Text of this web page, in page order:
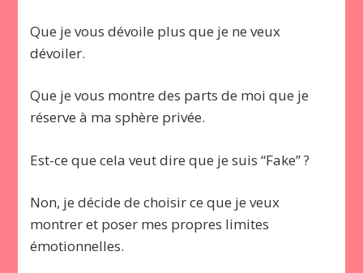
Que je vous dévoile plus que je ne veux
dévoiler.
Que je vous montre des parts de moi que je
réserve à ma sphère privée.
Est-ce que cela veut dire que je suis “Fake” ?
Non, je décide de choisir ce que je veux
montrer et poser mes propres limites
émotionnelles.